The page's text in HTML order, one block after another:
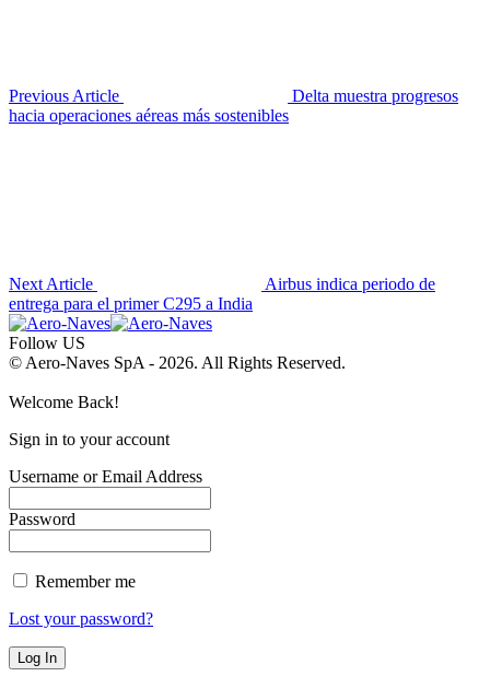
Previous Article
Delta muestra progresos
hacia operaciones aéreas más sostenibles
Next Article
Airbus indica periodo de
entrega para el primer C295 a India
Follow US
© Aero-Naves SpA - 2026. All Rights Reserved.
Welcome Back!
Sign in to your account
Username or Email Address
Password
Remember me
Lost your password?